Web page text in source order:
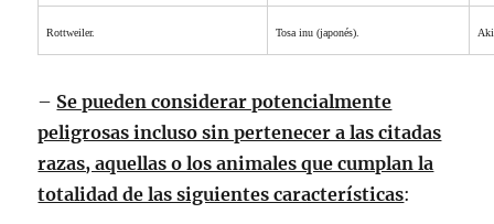
Rottweiler. Tosa inu (japonés).
– Se pueden considerar potencialmente
peligrosas incluso sin pertenecer a las citadas
razas, aquellas o los animales que cumplan la
totalidad de las siguientes características: